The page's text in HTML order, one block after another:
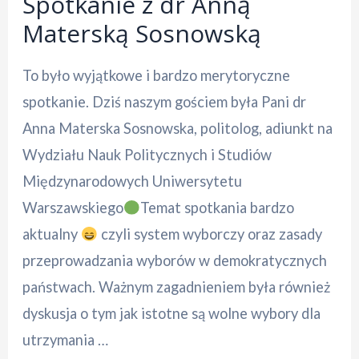
Materską Sosnowską
To było wyjątkowe i bardzo merytoryczne
spotkanie. Dziś naszym gościem była Pani dr
Anna Materska Sosnowska, politolog, adiunkt na
Wydziału Nauk Politycznych i Studiów
Międzynarodowych Uniwersytetu
Warszawskiego
Temat spotkania bardzo
aktualny
czyli system wyborczy oraz zasady
przeprowadzania wyborów w demokratycznych
państwach. Ważnym zagadnieniem była również
dyskusja o tym jak istotne są wolne wybory dla
utrzymania …